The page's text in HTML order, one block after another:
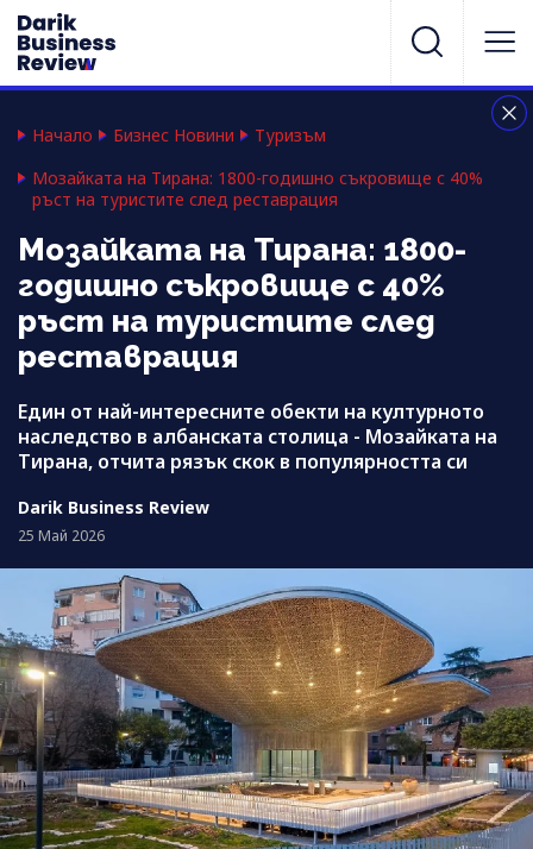
Начало Бизнес Новини
Туризъм
Мозайката на Тирана: 1800-годишно съкровище с 40%
ръст на туристите след реставрация
Мозайката на Тирана: 1800-
годишно съкровище с 40%
ръст на туристите след
реставрация
Един от най-интересните обекти на културното
наследство в албанската столица - Мозайката на
Тирана, отчита рязък скок в популярността си
Darik Business Review
25 Май 2026